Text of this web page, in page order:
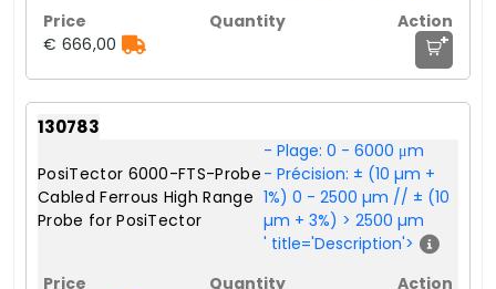
€ 666,00 +
130783
PosiTector 6000-FTS-Probe
Cabled Ferrous High Range
Probe for PosiTector
- Plage: 0 - 6000 μm
- Précision: ± (10 µm +
1%) 0 - 2500 µm // ± (10
µm + 3%) > 2500 µm
' title='Description'>